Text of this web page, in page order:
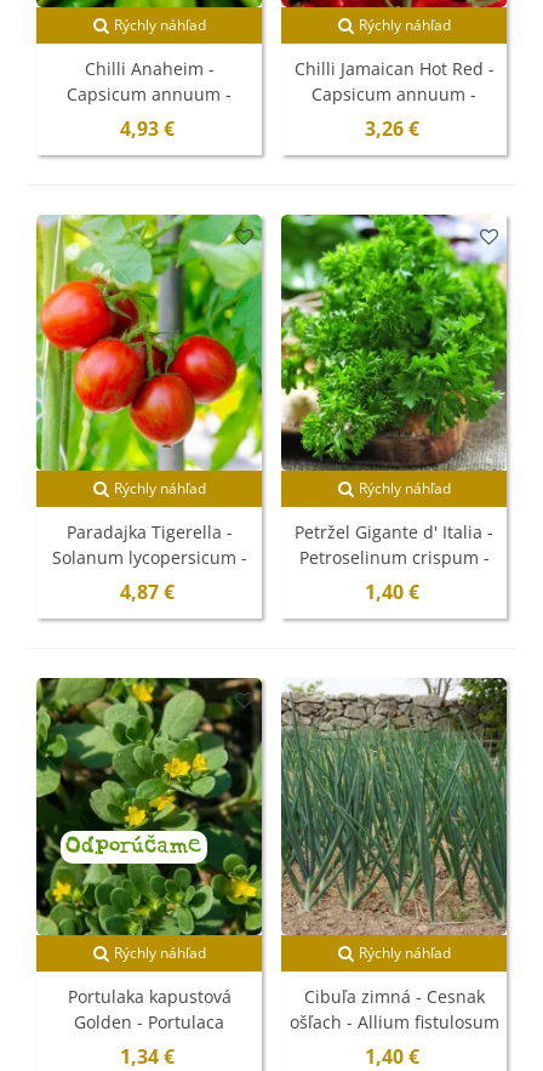
Rýchly náhľad
Chilli Anaheim -
Capsicum annuum -
semená - 6 ks
4,93 €
Rýchly náhľad
Chilli Jamaican Hot Red -
Capsicum annuum -
semená - 6 ks
3,26 €
Rýchly náhľad
Paradajka Tigerella -
Solanum lycopersicum -
semená - 6 ks
4,87 €
Rýchly náhľad
Petržel Gigante d' Italia -
Petroselinum crispum -
semená - 300 ks
1,40 €
Odporúčame
Rýchly náhľad
Portulaka kapustová
Golden - Portulaca
oleracea - semená - 100
1,34 €
Rýchly náhľad
Cibuľa zimná - Cesnak
ošľach - Allium fistulosum
- semená - 120 ks
1,40 €